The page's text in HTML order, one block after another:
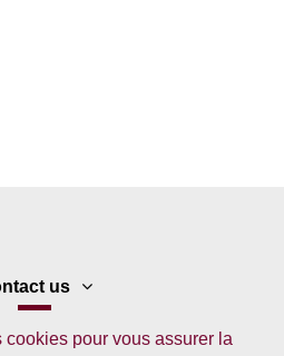
us
pour vous assurer la